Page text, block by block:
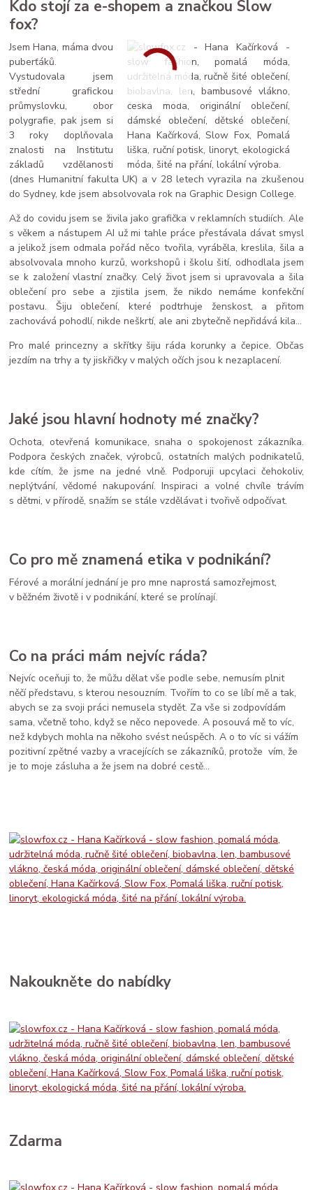
Kdo stojí za e-shopem a značkou Slow
fox?
Jsem Hana, máma dvou
puberťáků.
Vystudovala jsem
střední grafickou
průmyslovku, obor
polygrafie, pak jsem si
3 roky doplňovala
znalosti na Institutu
základů vzdělanosti
(dnes Humanitní fakulta UK) a v 28 letech vyrazila na zkušenou
do Sydney, kde jsem absolvovala rok na Graphic Design College.
Až do covidu jsem se živila jako grafička v reklamních studiích. Ale
s věkem a nástupem AI už mi tahle práce přestávala dávat smysl
a jelikož jsem odmala pořád něco tvořila, vyráběla, kreslila, šila a
absolvovala mnoho kurzů, workshopů i školu šití, odhodlala jsem
se k založení vlastní značky. Celý život jsem si upravovala a šila
oblečení pro sebe a zjistila jsem, že nikdo nemáme konfekční
postavu. Šiju oblečení, které podtrhuje ženskost, a přitom
zachovává pohodlí, nikde neškrtí, ale ani zbytečně nepřidává kila…
Pro malé princezny a skřítky šiju ráda korunky a čepice. Občas
jezdím na trhy a ty jiskřičky v malých očích jsou k nezaplacení.
Jaké jsou hlavní hodnoty mé značky?
Ochota, otevřená komunikace, snaha o spokojenost zákazníka.
Podpora českých značek, výrobců, ostatních malých podnikatelů,
kde cítím, že jsme na jedné vlně. Podporuji upcylaci čehokoliv,
neplýtvání, vědomé nakupování. Inspiraci a volné chvíle trávím
s dětmi, v přírodě, snažím se stále vzdělávat i tvořivě odpočívat.
Co pro mě znamená etika v podnikání?
Férové a morální jednání je pro mne naprostá samozřejmost,
v běžném životě i v podnikání, které se prolínají.
Co na práci mám nejvíc ráda?
Nejvíc oceňuji to, že můžu dělat vše podle sebe, nemusím plnit
něčí představu, s kterou nesouzním. Tvořím to co se líbí mě a tak,
abych se za svoji práci nemusela stydět. Za vše si zodpovídám
sama, včetně toho, když se něco nepovede. A posouvá mě to víc,
než kdybych mohla na někoho svést neúspěch. A o to víc si vážím
pozitivní zpětné vazby a vracejících se zákazníků, protože vím, že
je to moje zásluha a že jsem na dobré cestě…
Nakoukněte do nabídky
Zdarma